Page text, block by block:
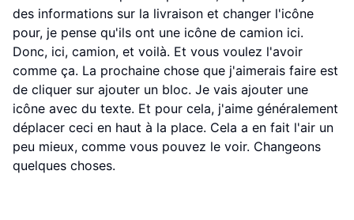
des informations sur la livraison et changer l'icône
pour, je pense qu'ils ont une icône de camion ici.
Donc, ici, camion, et voilà. Et vous voulez l'avoir
comme ça. La prochaine chose que j'aimerais faire est
de cliquer sur ajouter un bloc. Je vais ajouter une
icône avec du texte. Et pour cela, j'aime généralement
déplacer ceci en haut à la place. Cela a en fait l'air un
peu mieux, comme vous pouvez le voir. Changeons
quelques choses.